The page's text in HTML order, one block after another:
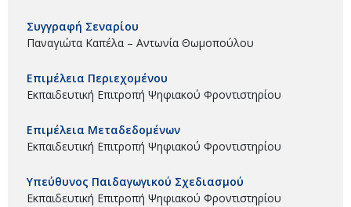
Συγγραφή Σεναρίου
Παναγιώτα Καπέλα – Αντωνία Θωμοπούλου
Επιμέλεια Περιεχομένου
Εκπαιδευτική Επιτροπή Ψηφιακού Φροντιστηρίου
Επιμέλεια Μεταδεδομένων
Εκπαιδευτική Επιτροπή Ψηφιακού Φροντιστηρίου
Υπεύθυνος Παιδαγωγικού Σχεδιασμού
Εκπαιδευτική Επιτροπή Ψηφιακού Φροντιστηρίου